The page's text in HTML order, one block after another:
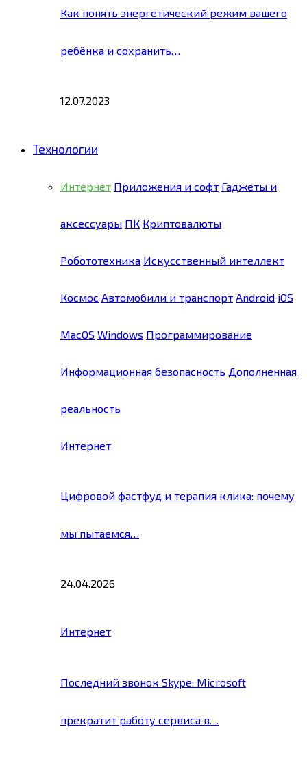
Как понять энергетический режим вашего
ребёнка и сохранить…
12.07.2023
Технологии
Интернет Приложения и софт Гаджеты и
аксессуары ПК Криптовалюты
Робототехника Искусственный интеллект
Космос Автомобили и транспорт Android iOS
MacOS Windows Программирование
Информационная безопасность Дополненная
реальность
Интернет
Цифровой фастфуд и терапия клика: почему
мы пытаемся…
24.04.2026
Интернет
Последний звонок Skype: Microsoft
прекратит работу сервиса в…